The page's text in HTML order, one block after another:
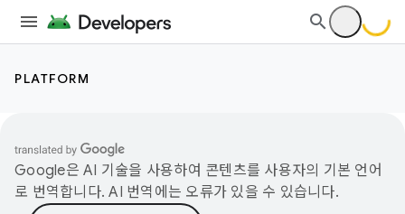
PLATFORM
Google은 AI 기술을 사용하여 콘텐츠를 사용자의 기본 언어
로 번역합니다. AI 번역에는 오류가 있을 수 있습니다.